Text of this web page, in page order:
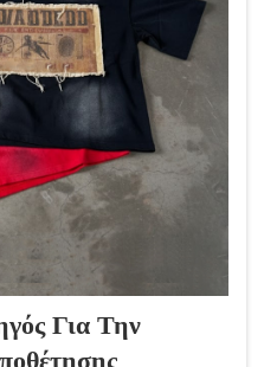
Για Την